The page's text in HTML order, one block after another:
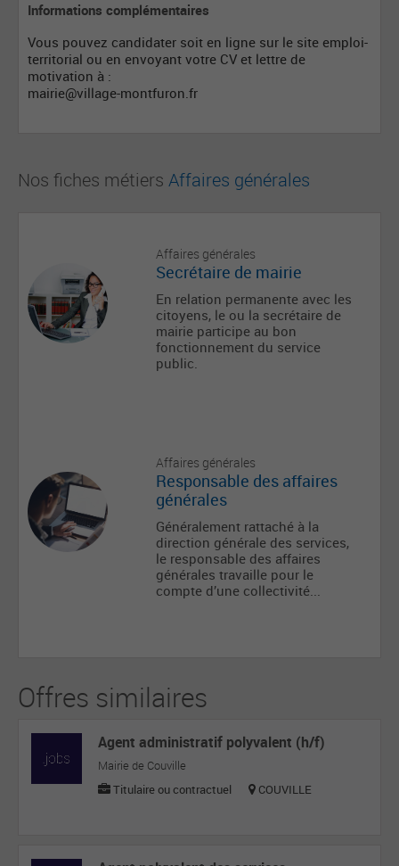
Informations complémentaires
Vous pouvez candidater soit en ligne sur le site emploi-
territorial ou en envoyant votre CV et lettre de
motivation à :
mairie@village-montfuron.fr
Nos fiches métiers Affaires générales
Affaires générales
Secrétaire de mairie
En relation permanente avec les
citoyens, le ou la secrétaire de
mairie participe au bon
fonctionnement du service
public.
Affaires générales
Responsable des affaires
générales
Généralement rattaché à la
direction générale des services,
le responsable des affaires
générales travaille pour le
compte d’une collectivité...
Offres similaires
Agent administratif polyvalent (h/f)
Mairie de Couville
Titulaire ou contractuel
COUVILLE